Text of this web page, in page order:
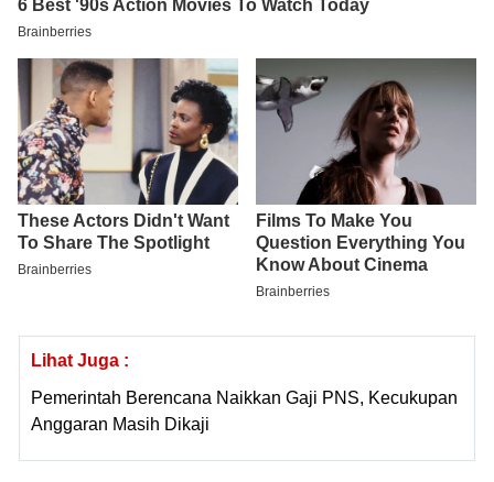
Lihat Juga :
Pemerintah Berencana Naikkan Gaji PNS, Kecukupan
Anggaran Masih Dikaji